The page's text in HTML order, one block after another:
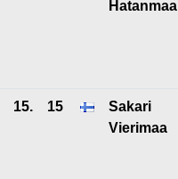
Hatanmaa
15. 15
Sakari
Vierimaa